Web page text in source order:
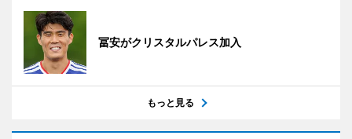
冨安がクリスタルパレス加入
もっと見る